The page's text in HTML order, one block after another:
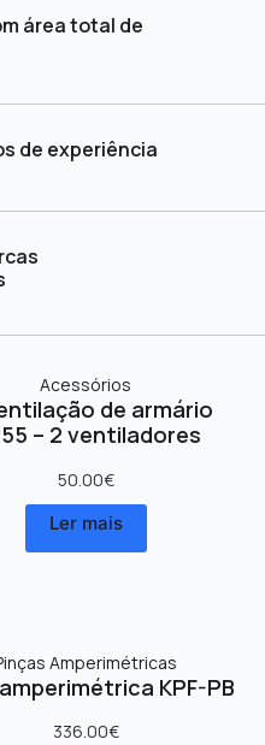
área total de
de experiência
Acessórios
de armário
– 2 ventiladores
50.00€
Ler mais
Amperimétricas
KPF-PB
336.00€